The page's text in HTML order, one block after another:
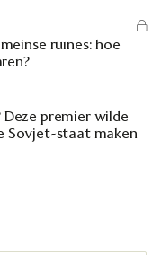
ruïnes: hoe
Deze premier wilde
Sovjet-staat maken